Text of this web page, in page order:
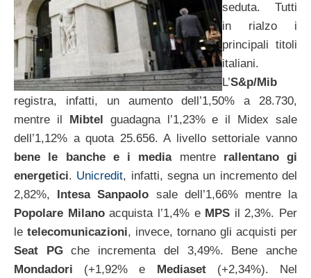
seduta. Tutti
in rialzo i
principali titoli
italiani.
L’S&p/Mib
registra, infatti, un aumento dell’1,50% a 28.730,
mentre il
Mibtel
guadagna l’1,23% e il Midex sale
dell’1,12% a quota 25.656. A livello settoriale vanno
bene le banche e i mediamentre rallentano gi
energetici. Unicredit, infatti, segna un incremento del
2,82%,
Intesa Sanpaolo sale dell’1,66% mentre la
Popolare Milanoacquista l’1,4% e MPS il 2,3%. Per
le telecomunicazioni, invece, tornano gli acquisti per
Seat PGche incrementa del 3,49%. Bene anche
Mondadori (+1,92% e Mediaset(+2,34%). Nel